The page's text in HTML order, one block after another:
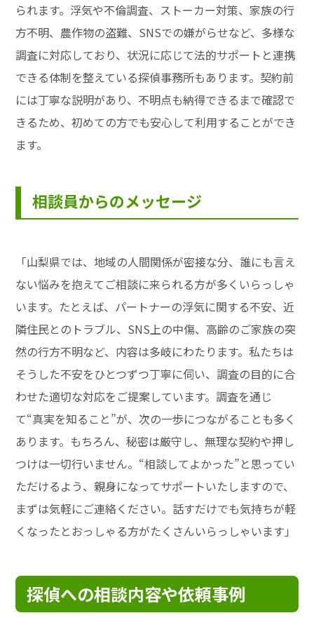
られます。浮気や不倫調査、ストーカー対策、家族の行
方不明、農作物の盗難、SNSでの嫌がらせなど、多様な
調査に対応しており、状況に応じて法的サポートと連携
できる体制を整えている探偵事務所もあります。契約前
には丁寧な説明があり、不明点も納得できるまで確認で
きるため、初めての方でも安心して利用することができ
ます。
相談員からのメッセージ
「山梨県では、地域の人間関係が密接な分、誰にも言え
ない悩みを抱えてご相談に来られる方が多くいらっしゃ
います。たとえば、パートナーの浮気に関する不安、近
隣住民とのトラブル、SNS上の中傷、高齢のご家族の突
然の行方不明など、内容は多岐にわたります。私たちは
そうした不安をひとつずつ丁寧に伺い、調査の目的に合
わせた適切な対応をご提案しています。調査を通じ
て“真実を知ること”が、次の一歩につながることも多く
あります。もちろん、秘密は厳守し、無理な契約や押し
つけは一切行いません。“相談してよかった”と思ってい
ただけるよう、親身になってサポートいたしますので、
まずは気軽にご連絡ください。話すだけでも気持ちが軽
くなったとおっしゃる方がたくさんいらっしゃいます」
探偵への相談内容や依頼事例